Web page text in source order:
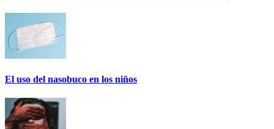
El uso del nasobuco en los niños